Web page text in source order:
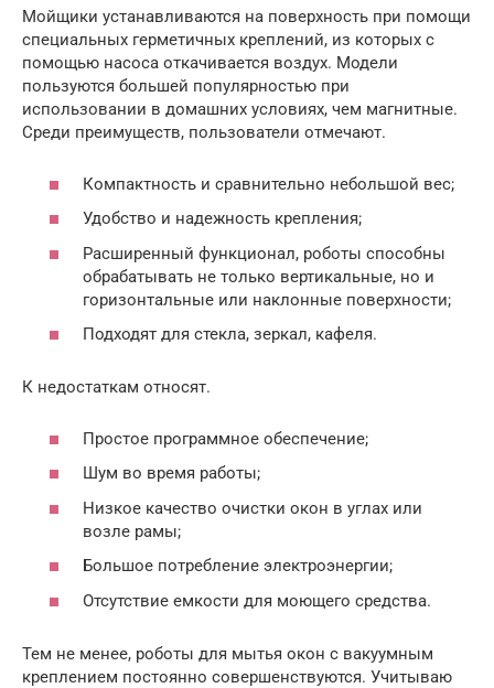
Мойщики устанавливаются на поверхность при помощи
специальных герметичных креплений, из которых с
помощью насоса откачивается воздух. Модели
пользуются большей популярностью при
использовании в домашних условиях, чем магнитные.
Среди преимуществ, пользователи отмечают.
Компактность и сравнительно небольшой вес;
Удобство и надежность крепления;
Расширенный функционал, роботы способны
обрабатывать не только вертикальные, но и
горизонтальные или наклонные поверхности;
Подходят для стекла, зеркал, кафеля.
К недостаткам относят.
Простое программное обеспечение;
Шум во время работы;
Низкое качество очистки окон в углах или
возле рамы;
Большое потребление электроэнергии;
Отсутствие емкости для моющего средства.
Тем не менее, роботы для мытья окон с вакуумным
креплением постоянно совершенствуются. Учитываю